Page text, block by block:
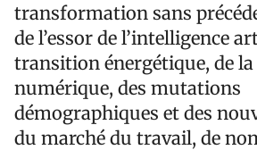
transformation sans
de l’essor de l’intelligence
transition énergétique, de
numérique, des mutations
démographiques et des
du marché du travail, de